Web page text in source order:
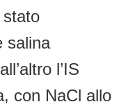
salina
l’IS
con NaCl allo